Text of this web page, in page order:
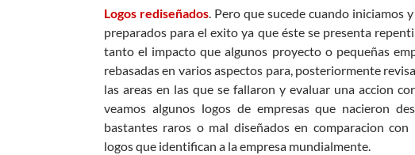
Logos rediseñados. Pero que sucede cuando iniciamos
preparados para el exito ya que éste se presenta
tanto el impacto que algunos proyecto o pequeñas
rebasadas en varios aspectos para, posteriormente
las areas en las que se fallaron y evaluar una accion
veamos algunos logos de empresas que nacieron
bastantes raros o mal diseñados en comparacion con
logos que identifican a la empresa mundialmente.